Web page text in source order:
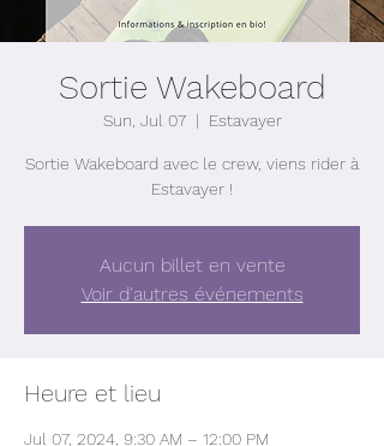
Sortie Wakeboard
Sun, Jul 07
  |
Estavayer
Sortie Wakeboard avec le crew, viens rider à
Estavayer !
Aucun billet en vente
Voir d'autres événements
Heure et lieu
Jul 07, 2024, 9:30 AM – 12:00 PM